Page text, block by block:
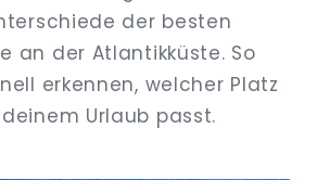
der besten
an der Atlantikküste. So
erkennen, welcher Platz
Urlaub passt.